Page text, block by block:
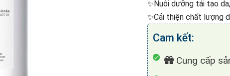
✨Nuôi dưỡng tái tạo
✨Cải thiện chất lượng
Cam kết:
Cung cấp